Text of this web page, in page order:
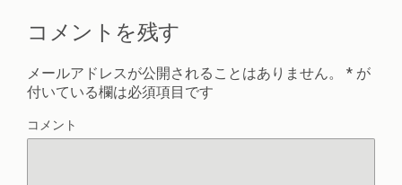
コメントを残す
メールアドレスが公開されることはありません。 * が
付いている欄は必須項目です
コメント